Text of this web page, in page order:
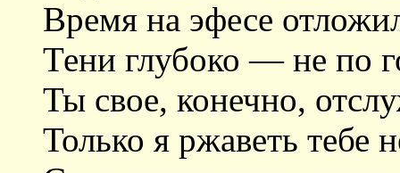
Время на эфесе
Тени глубоко — не по
Ты свое, конечно,
Только я ржаветь тебе